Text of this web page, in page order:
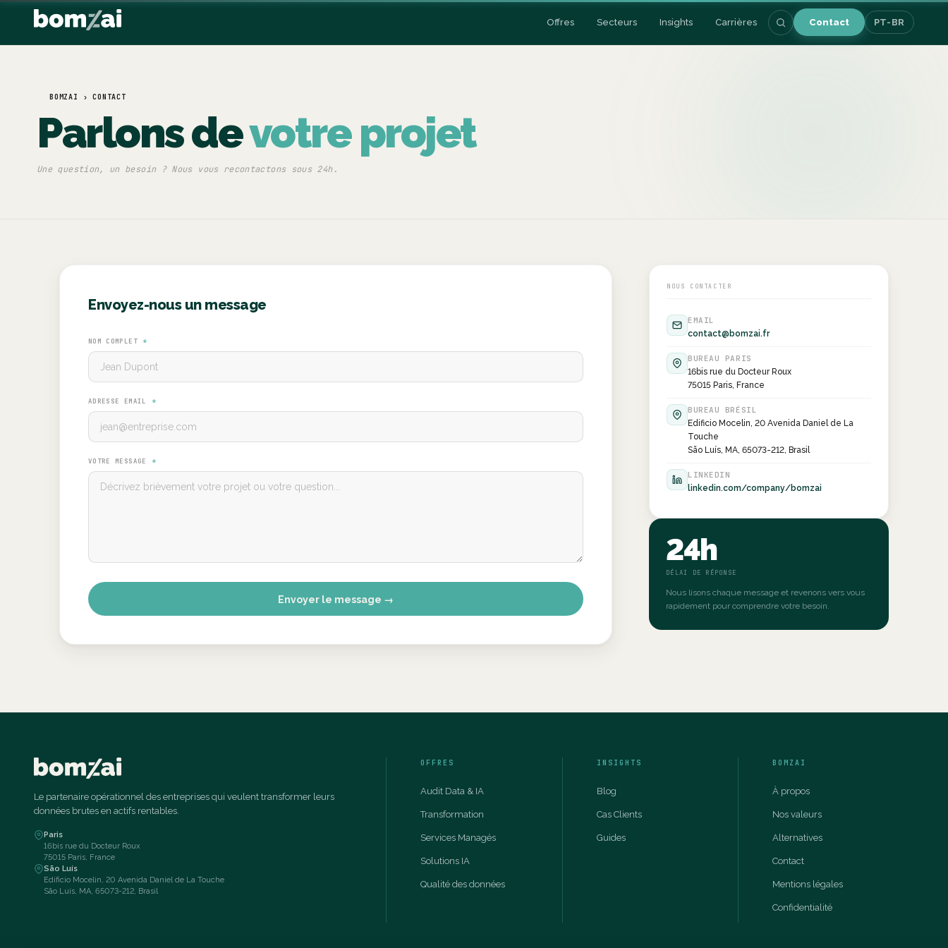
Offres Secteurs Insights Carrières Contact PT-BR
TENDANCES : Agents IA GenAI MLOps Data Strategy Data Engineering Cas clients
BOMZAI › CONTACT
Parlons devotre projet
Une question, un besoin ? Nous vous recontactons sous 24h.
Envoyez-nous un message
NOM COMPLET *
ADRESSE EMAIL *
VOTRE MESSAGE *
Envoyer le message →
NOUS CONTACTER
EMAIL
contact@bomzai.fr
BUREAU PARIS
16bis rue du Docteur Roux
75015 Paris, France
BUREAU BRÉSIL
Edificio Mocelin, 20 Avenida Daniel de La
Touche
São Luís, MA, 65073-212, Brasil
LINKEDIN
linkedin.com/company/bomzai
24h
DÉLAI DE RÉPONSE
Nous lisons chaque message et revenons vers vous
rapidement pour comprendre votre besoin.
Le partenaire opérationnel des entreprises qui veulent transformer leurs
données brutes en actifs rentables.
Paris
16bis rue du Docteur Roux
75015 Paris, France
São Luís
Edificio Mocelin, 20 Avenida Daniel de La Touche
São Luís, MA, 65073-212, Brasil
OFFRES
Audit Data & IA
Transformation
Services Managés
Solutions IA
Qualité des données
INSIGHTS
Blog
Cas Clients
Guides
BOMZAI
À propos
Nos valeurs
Alternatives
Contact
Mentions légales
Confidentialité